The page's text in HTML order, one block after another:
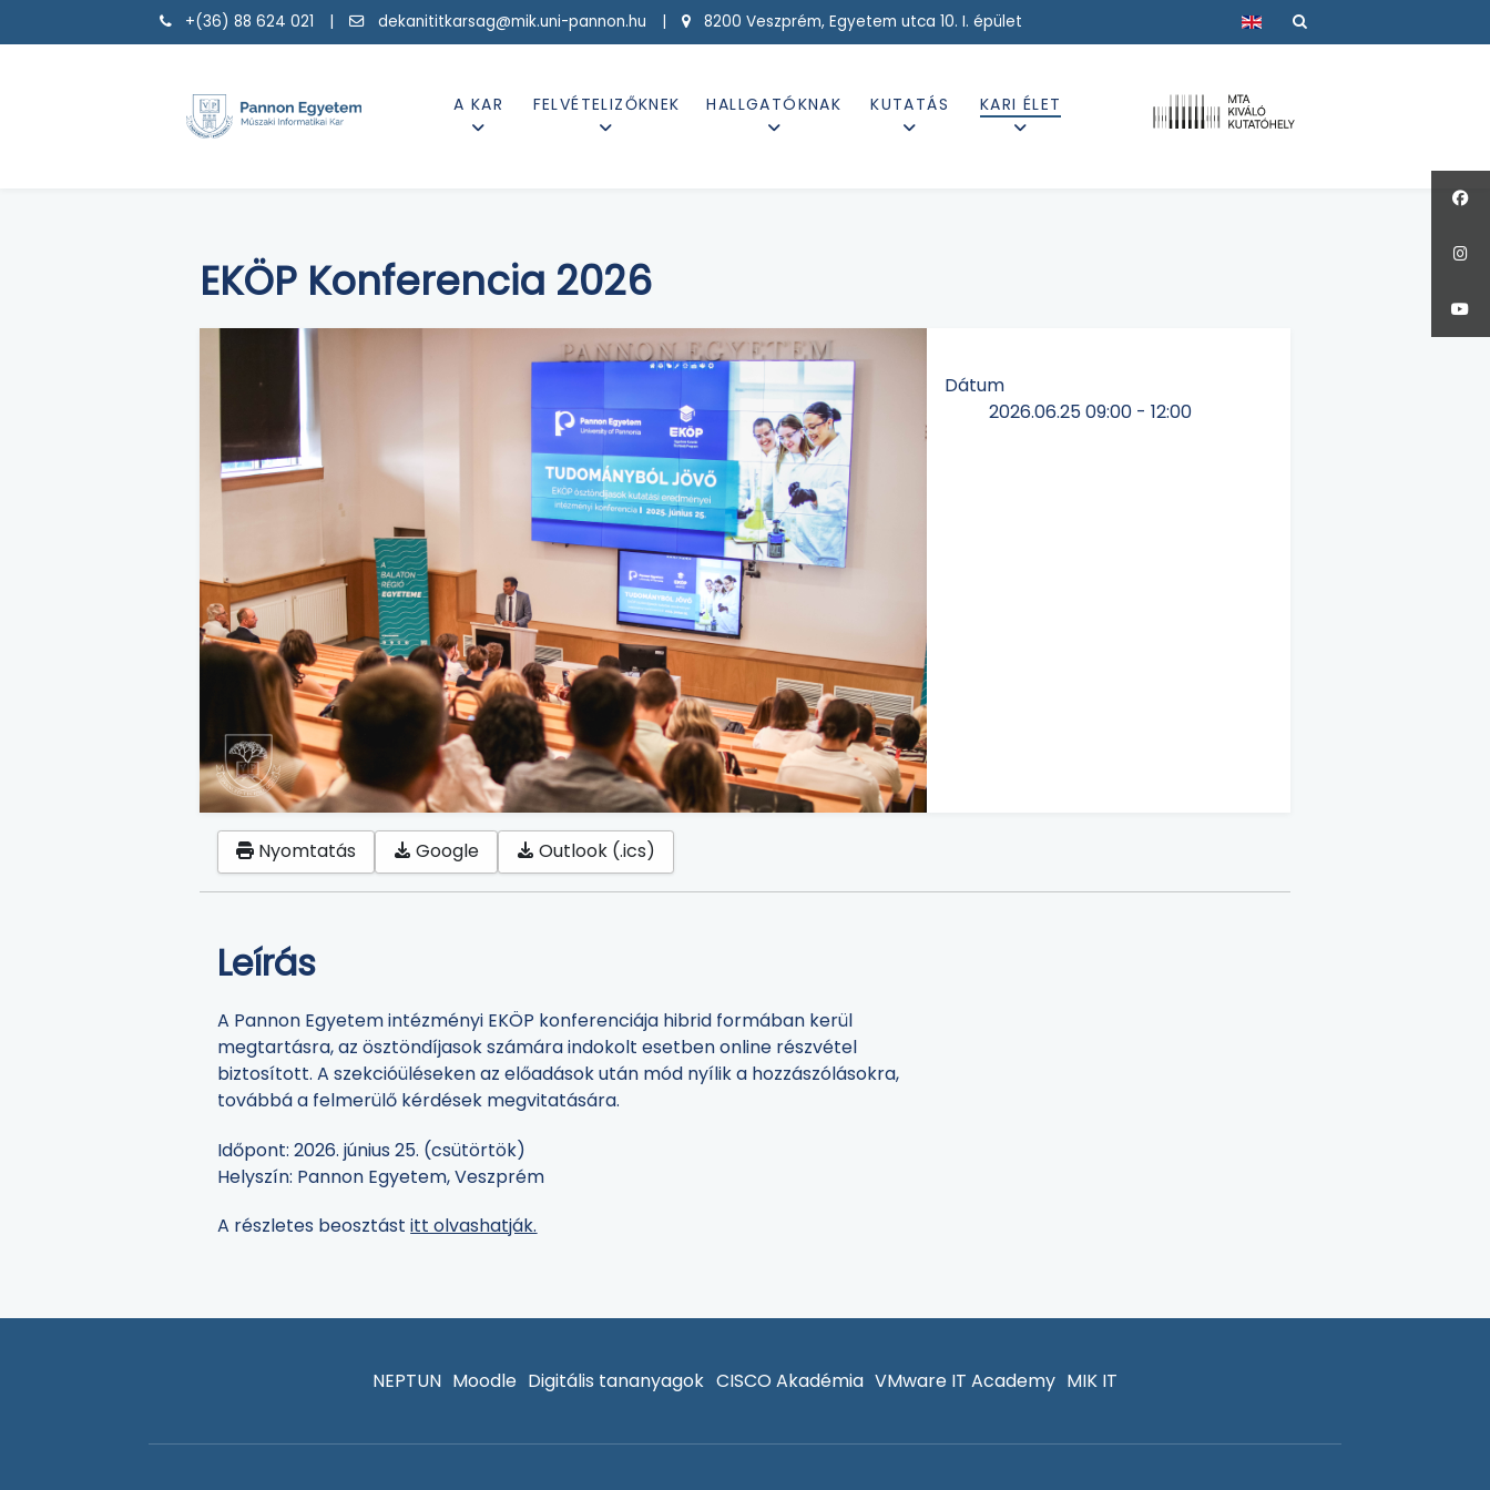
+(36) 88 624 021 | dekanititkarsag@mik.uni-pannon.hu | 8200 Veszprém, Egyetem utca 10. I. épület Válasszon nyelvet
A KAR FELVÉTELIZŐKNEK HALLGATÓKNAK KUTATÁS KARI ÉLET
EKÖP Konferencia 2026
Dátum
2026.06.2509:00 - 12:00
Nyomtatás Google Outlook (.ics)
Leírás
A Pannon Egyetem intézményi EKÖP konferenciája hibrid formában kerül
megtartásra, az ösztöndíjasok számára indokolt esetben online részvétel
biztosított. A szekcióüléseken az előadások után mód nyílik a hozzászólásokra,
továbbá a felmerülő kérdések megvitatására.
Időpont: 2026. június 25. (csütörtök)
Helyszín: Pannon Egyetem, Veszprém
A részletes beosztástitt olvashatják.
NEPTUN Moodle Digitális tananyagok CISCO Akadémia VMware IT Academy MIK IT